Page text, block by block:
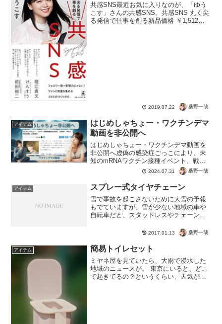
共感SNS最近お気に入りなのが、「ゆう
こす」さんの共感SNS。共感SNS 丸く尖
る発信で仕事を創る新品価格 ￥1,512か
2019.07.22 桑野一哉
アイテム
はじめしゃちょー・ワクチンデマ
動画を非公開へ
はじめしゃちょー・ワクチンデマ動画を
非公開へ虚偽の感染症ごっこにより、未
知のmRNAワクチン接種イベント。戦後
最悪の薬害だけでなく、若者にも多くの
犠牲者という惨劇。扇動した河野太郎大
臣との対談動画を公開していた はじめし
ゃちょー。被害が拡大...
2024.07.31 桑野一哉
アイテム スプレー式タイヤチェーン
雪で事故を起こさないために大雪の予報
もでていますが、雪が少ない地域の車や
自転車だと、スタッドレスやチェーンを
んな人たちが購入を検討しているのが、
スプレー式タイヤチェーン。たまにしか
雪が降らない、車にも乗ら...
2017.01.13 桑野一哉
アイテム 簡易トイレセット
ミヤネ屋を見ていたら、大雨で浸水した
地域のニュースが。 東京にいると、どこ
で起きてるの？というくらい、天気が良